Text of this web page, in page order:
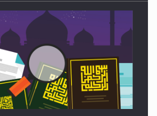
هل يُحسب حول الزكاة وفق السنة الميلادية